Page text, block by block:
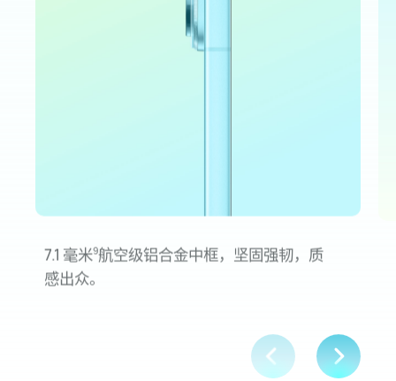
7.1 毫米9航空级铝合金中框，坚固强韧，质
感出众。